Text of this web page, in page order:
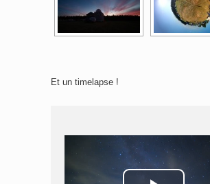
Et un timelapse !